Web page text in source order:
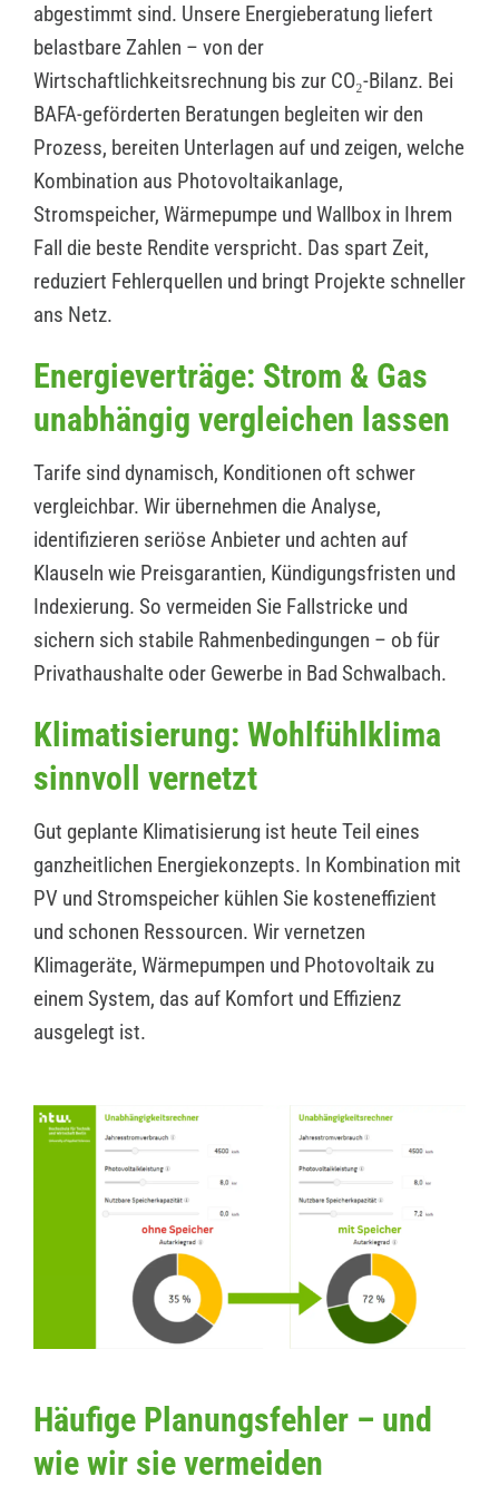
abgestimmt sind. Unsere Energieberatung liefert
belastbare Zahlen – von der
Wirtschaftlichkeitsrechnung bis zur CO₂-Bilanz. Bei
BAFA-geförderten Beratungen begleiten wir den
Prozess, bereiten Unterlagen auf und zeigen, welche
Kombination aus Photovoltaikanlage,
Stromspeicher, Wärmepumpe und Wallbox in Ihrem
Fall die beste Rendite verspricht. Das spart Zeit,
reduziert Fehlerquellen und bringt Projekte schneller
ans Netz.
Energieverträge: Strom & Gas
unabhängig vergleichen lassen
Tarife sind dynamisch, Konditionen oft schwer
vergleichbar. Wir übernehmen die Analyse,
identifizieren seriöse Anbieter und achten auf
Klauseln wie Preisgarantien, Kündigungsfristen und
Indexierung. So vermeiden Sie Fallstricke und
sichern sich stabile Rahmenbedingungen – ob für
Privathaushalte oder Gewerbe in Bad Schwalbach.
Klimatisierung: Wohlfühlklima
sinnvoll vernetzt
Gut geplante Klimatisierung ist heute Teil eines
ganzheitlichen Energiekonzepts. In Kombination mit
PV und Stromspeicher kühlen Sie kosteneffizient
und schonen Ressourcen. Wir vernetzen
Klimageräte, Wärmepumpen und Photovoltaik zu
einem System, das auf Komfort und Effizienz
ausgelegt ist.
Häufige Planungsfehler – und
wie wir sie vermeiden